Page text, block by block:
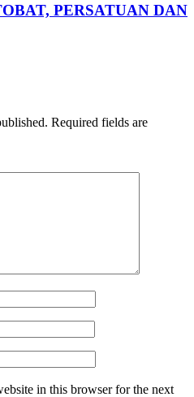
PERSATUAN DAN
Required fields are
in this browser for the next